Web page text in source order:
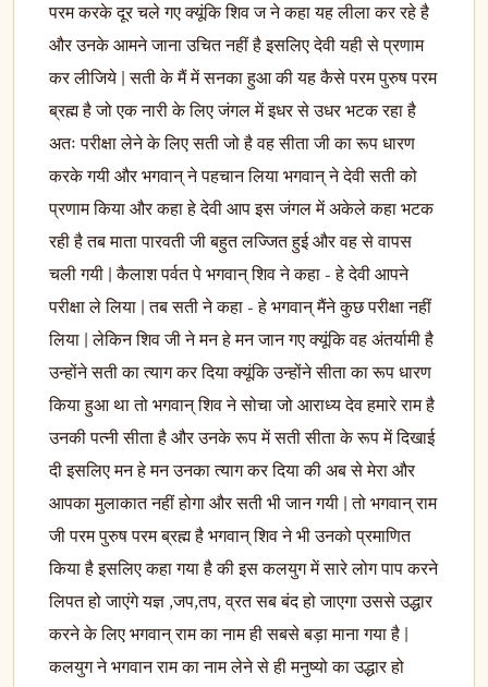
परम करके दूर चले गए क्यूंकि शिव ज ने कहा यह लीला कर रहे है
और उनके आमने जाना उचित नहीं है इसलिए देवी यही से प्रणाम
कर लीजिये | सती के मैं में सनका हुआ की यह कैसे परम पुरुष परम
ब्रह्म है जो एक नारी के लिए जंगल में इधर से उधर भटक रहा है
अतः परीक्षा लेने के लिए सती जो है वह सीता जी का रूप धारण
करके गयी और भगवान् ने पहचान लिया भगवान् ने देवी सती को
प्रणाम किया और कहा हे देवी आप इस जंगल में अकेले कहा भटक
रही है तब माता पारवती जी बहुत लज्जित हुई और वह से वापस
चली गयी | कैलाश पर्वत पे भगवान् शिव ने कहा - हे देवी आपने
परीक्षा ले लिया | तब सती ने कहा - हे भगवान् मैंने कुछ परीक्षा नहीं
लिया | लेकिन शिव जी ने मन हे मन जान गए क्यूंकि वह अंतर्यामी है
उन्होंने सती का त्याग कर दिया क्यूंकि उन्होंने सीता का रूप धारण
किया हुआ था तो भगवान् शिव ने सोचा जो आराध्य देव हमारे राम है
उनकी पत्नी सीता है और उनके रूप में सती सीता के रूप में दिखाई
दी इसलिए मन हे मन उनका त्याग कर दिया की अब से मेरा और
आपका मुलाकात नहीं होगा और सती भी जान गयी | तो भगवान् राम
जी परम पुरुष परम ब्रह्म है भगवान् शिव ने भी उनको प्रमाणित
किया है इसलिए कहा गया है की इस कलयुग में सारे लोग पाप करने
लिपत हो जाएंगे यज्ञ ,जप,तप, व्रत सब बंद हो जाएगा उससे उद्धार
करने के लिए भगवान् राम का नाम ही सबसे बड़ा माना गया है |
कलयुग ने भगवान राम का नाम लेने से ही मनुष्यो का उद्धार हो